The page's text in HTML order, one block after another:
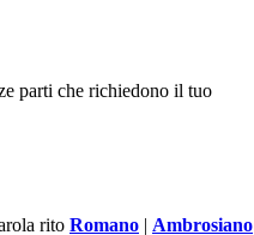
parti che richiedono il tuo
rito Romano | Ambrosiano